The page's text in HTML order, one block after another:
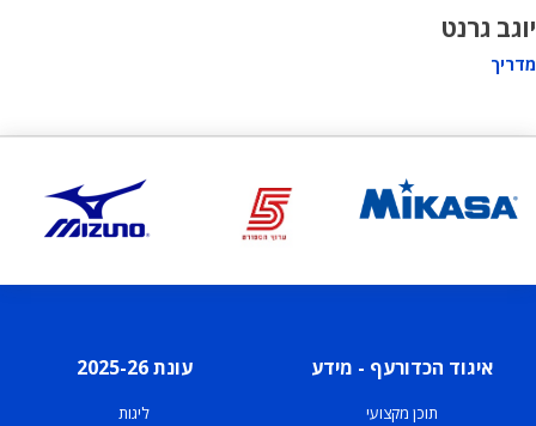
יוגב גרנט
מדריך
איגוד הכדורעף - מידע
תוכן מקצועי
עונת 2025-26
ליגות